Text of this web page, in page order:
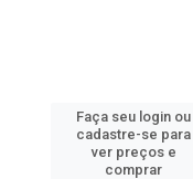
Faça seu login ou
cadastre-se para
ver preços e
comprar